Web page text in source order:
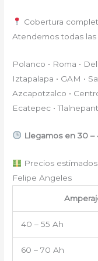
Cobertura
Atendemos todas las
Polanco • Roma •
Iztapalapa • GAM •
Azcapotzalco •
Ecatepec •
Llegamos en 30
Precios
Felipe Angeles
40 – 55 Ah
60 – 70 Ah